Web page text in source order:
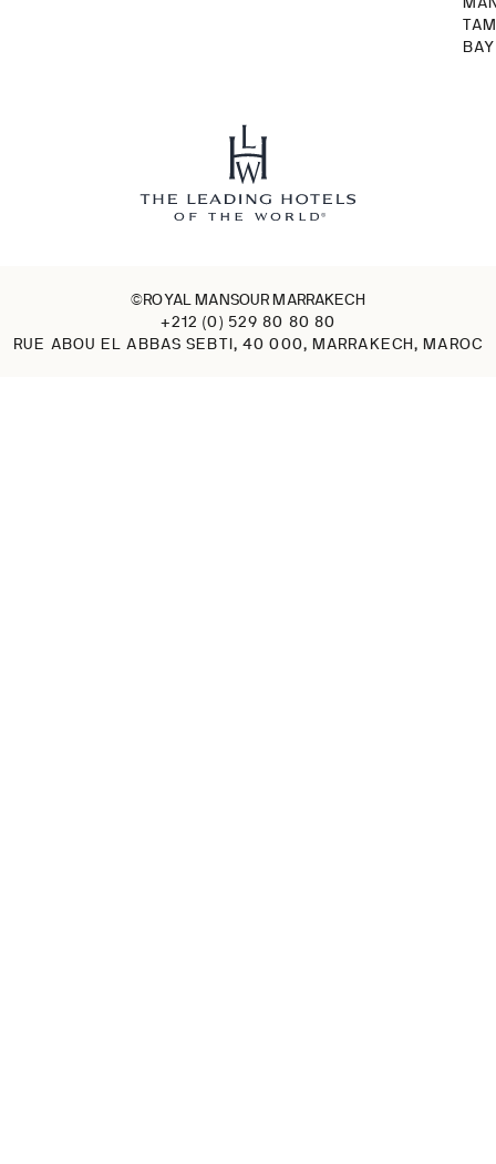
BAY
©ROYAL MANSOUR MARRAKECH
+212 (0) 529 80 80 80
RUE ABOU EL ABBAS SEBTI, 40 000, MARRAKECH, MAROC